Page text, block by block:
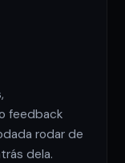
feedback
rodar de
dela.